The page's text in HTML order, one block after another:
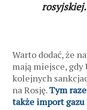
rosyjskiej.
Warto dodać, że
mają miejsce, gdy
kolejnych
na Rosję.Tym
także import gazu